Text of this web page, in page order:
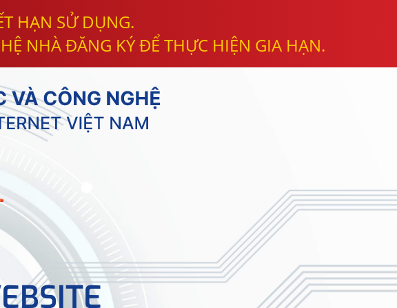
HẠN SỬ DỤNG.
NHÀ ĐĂNG KÝ ĐỂ THỰC HIỆN GIA HẠN.